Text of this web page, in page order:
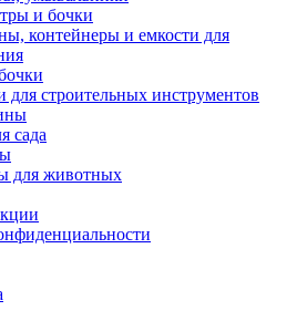
и бочки
контейнеры и емкости для
строительных инструментов
сада
для животных